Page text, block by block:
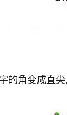
的角变成直尖